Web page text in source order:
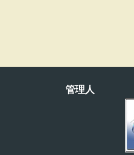
管理人